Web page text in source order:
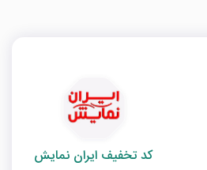
کد تخفیف ایران نمایش